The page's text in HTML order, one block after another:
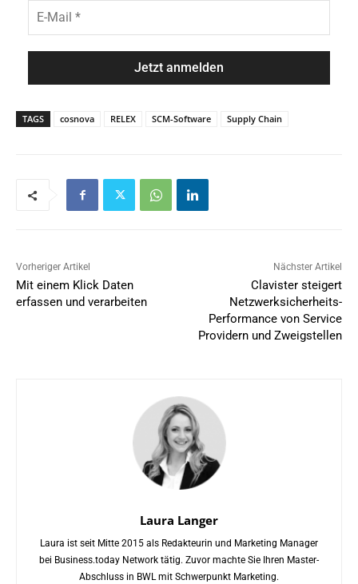
a
M
a
l
TAGS cosnova RELEX SCM-Software Supply Chain
Vorheriger Artikel
Mit einem Klick Daten
erfassen und verarbeiten
Nächster Artikel
Clavister steigert
Netzwerksicherheits-
Performance von Service
Providern und Zweigstellen
Laura Langer
Laura ist seit Mitte 2015 als Redakteurin und Marketing Manager
bei Business.today Network tätig. Zuvor machte Sie Ihren Master-
Abschluss in BWL mit Schwerpunkt Marketing.